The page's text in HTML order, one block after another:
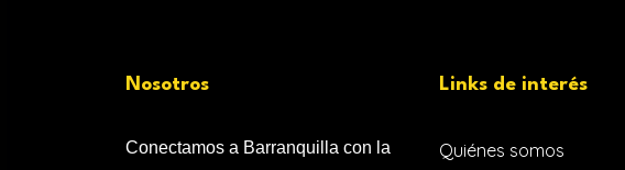
Nosotros
Conectamos a Barranquilla con la
Links de interés
Quiénes somos